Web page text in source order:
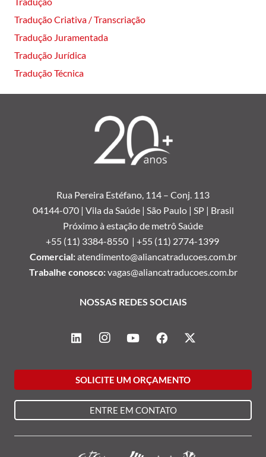
Tradução Criativa / Transcriação
Tradução Juramentada
Tradução Jurídica
Tradução Técnica
Rua Pereira Estéfano, 114 – Conj. 113
04144-070 | Vila da Saúde | São Paulo | SP | Brasil
Próximo à estação de metrô Saúde
+55 (11) 3384-8550 | +55 (11) 2774-1399
Comercial:atendimento@aliancatraducoes.com.br
Trabalhe conosco:vagas@aliancatraducoes.com.br
NOSSAS REDES SOCIAIS
SOLICITE UM ORÇAMENTO
ENTRE EM CONTATO